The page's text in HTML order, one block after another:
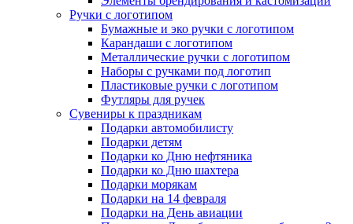
Ручки с логотипом
Бумажные и эко ручки с логотипом
Карандаши с логотипом
Металлические ручки с логотипом
Наборы с ручками под логотип
Пластиковые ручки с логотипом
Футляры для ручек
Сувениры к праздникам
Подарки автомобилисту
Подарки детям
Подарки ко Дню нефтяника
Подарки ко Дню шахтера
Подарки морякам
Подарки на 14 февраля
Подарки на День авиации